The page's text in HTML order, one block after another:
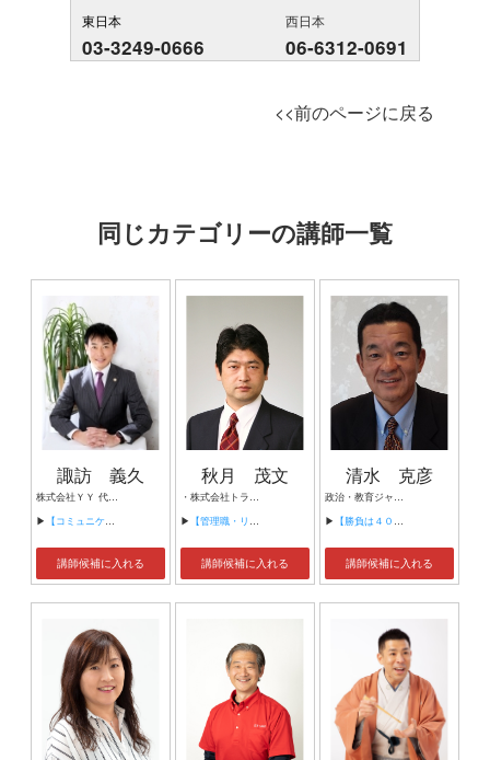
東日本
03-3249-0666
西日本
06-6312-0691
<<前のページに戻る
同じカテゴリーの講師一覧
諏訪 義久
株式会社ＹＹ 代表取締役 経営コンサルタント、講師・講演家 結婚相談所フォーマリッジ 代表仲人士 婚活アドバイザー
▶ 【コミュニケーション力を磨く、魔法のトレーニング】
講師候補に入れる
秋月 茂文
・株式会社トラストブレイン代表取締役 ・経営コンサルタント
▶ 【管理職・リーダーのための上手な仕事の教え方セミナー】
講師候補に入れる
清水 克彦
政治・教育ジャーナリスト／大妻女子大学非常勤講師／文化放送チーフプロデューサー
▶ 【勝負は４０代！】
講師候補に入れる